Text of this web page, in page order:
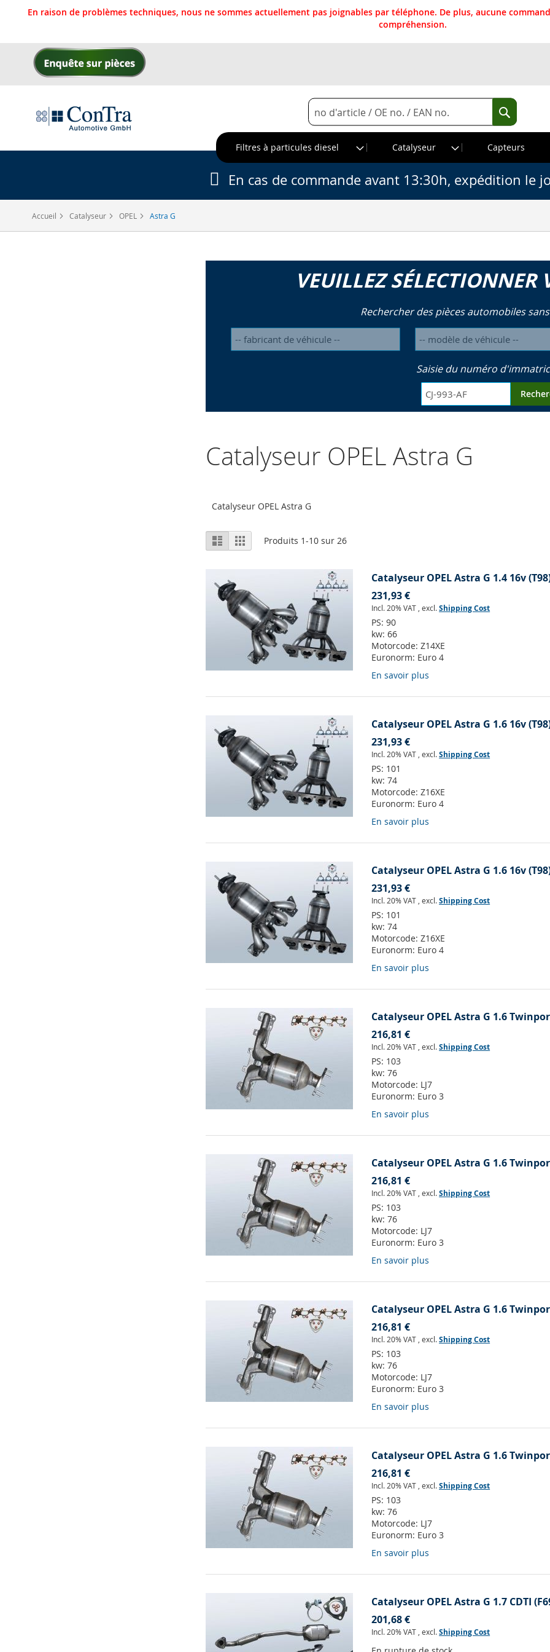
En raison de problèmes techniques, nous ne sommes actuellement pas joignables par téléphone. De plus, aucune
compréhension.
Allez
Rechercher
Rechercher
Filtres à particules diesel
Catalyseur Capteurs
Accueil Catalyseur OPEL Astra G
En cas de commande avant 13:30h, expédition le
VEUILLEZ SÉLECTIONNER
Rechercher des pièces automobiles
Saisie du numéro
Catalyseur OPEL Astra G
Catalyseur OPEL Astra G
Afficher
en
Liste GrilleProduits 1-10 sur26
Catalyseur OPEL Astra G 1.4 16v
231,93 €
Incl. 20% VAT ,excl.Shipping Cost
PS:90
kw:66
Motorcode:Z14XE
Euronorm: Euro 4
En savoir plus
Catalyseur OPEL Astra G 1.6 16v
231,93 €
Incl. 20% VAT ,excl.Shipping Cost
PS: 101
kw:74
Motorcode:Z16XE
Euronorm: Euro 4
En savoir plus
Catalyseur OPEL Astra G 1.6 16v
231,93 €
Incl. 20% VAT ,excl.Shipping Cost
PS: 101
kw:74
Motorcode:Z16XE
Euronorm: Euro 4
En savoir plus
Catalyseur OPEL Astra G 1.6
216,81 €
Incl. 20% VAT ,excl.Shipping Cost
PS: 103
kw:76
Motorcode: LJ7
Euronorm: Euro 3
En savoir plus
Catalyseur OPEL Astra G 1.6
216,81 €
Incl. 20% VAT ,excl.Shipping Cost
PS: 103
kw:76
Motorcode: LJ7
Euronorm: Euro 3
En savoir plus
Catalyseur OPEL Astra G 1.6
216,81 €
Incl. 20% VAT ,excl.Shipping Cost
PS: 103
kw:76
Motorcode: LJ7
Euronorm: Euro 3
En savoir plus
Catalyseur OPEL Astra G 1.6
216,81 €
Incl. 20% VAT ,excl.Shipping Cost
PS: 103
kw:76
Motorcode: LJ7
Euronorm: Euro 3
En savoir plus
Catalyseur OPEL Astra G 1.7 CDTI
201,68 €
Incl. 20% VAT ,excl.Shipping Cost